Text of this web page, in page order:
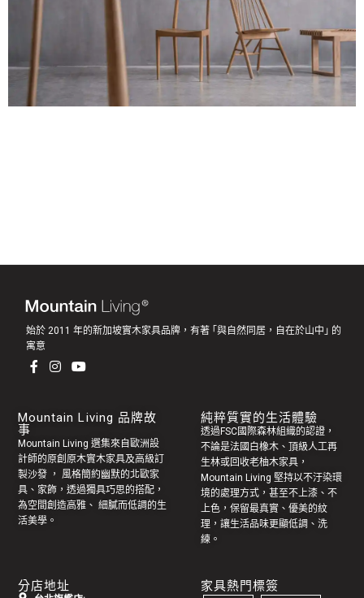
始於 2011 年的新加坡實木家具品牌，有著 ｢與自然同居，自在於山中｣ 的
寓意
Mountain Living 品牌故
事
Mountain Living 選集來自歐洲設
計師的原創 原木實木家具及高級訂
製沙發 ， 風格簡約幽默的北歐家
具 、家飾，透過獨具巧思的搭配，
為空間創造高雅、 細膩而低調的生
活美學。
純粹質實的生活體驗
透過FSC國際森林組織的認證，
不論是法國白橡木、頂級人工再
生林或回收老柚木家具 ，
Mountain Living 堅持以不汙染環
境的處理方式，甚至不上漆、不
上色，保留最真實、優美的紋
理，讓生活品味更顯低調、洗
練。
分店地址 家具熱門標簽